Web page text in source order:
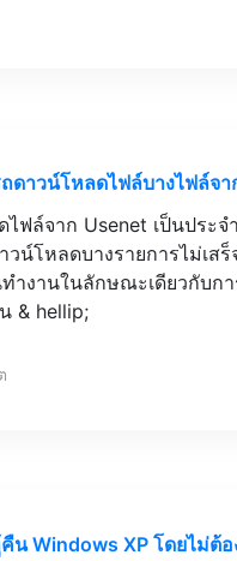
ดาวน์โหลดไฟล์บางไฟล์จ
ฟล์จาก Usenet เป็นประ
วน์โหลดบางรายการไม่เส
ำงานในลักษณะเดียวกับกา
& hellip;
น Windows XP โดยไม่ต้อ